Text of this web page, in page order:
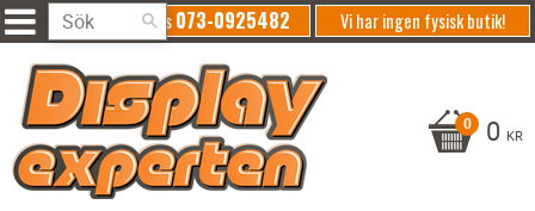
Vi har ingen fysisk butik!
Ring oss073-0925482
0 KR